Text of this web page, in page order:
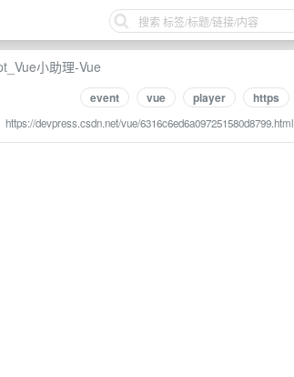
小助理-Vue
event vue player https
https://devpress.csdn.net/vue/6316c6ed6a097251580d8799.html